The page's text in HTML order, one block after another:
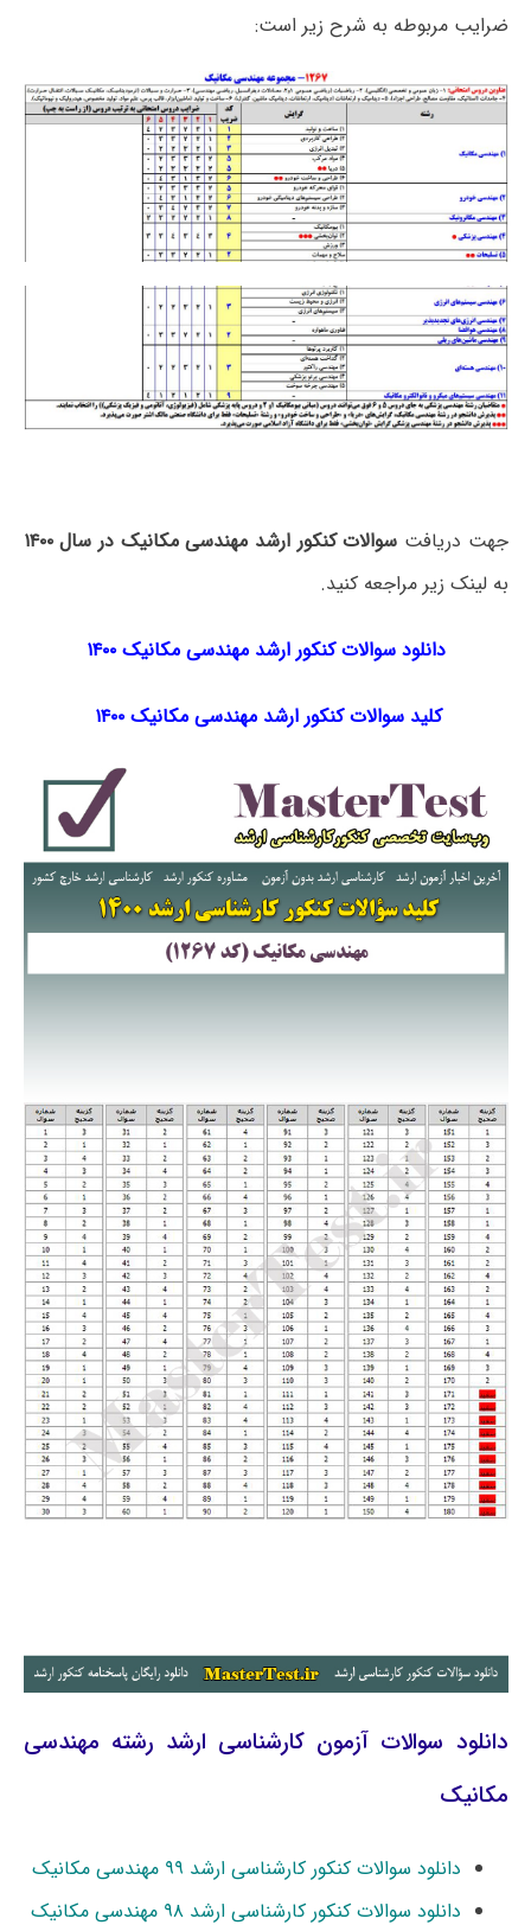
ضرایب مربوطه به شرح زیر است:
جهت دریافت سوالات کنکور ارشد مهندسی مکانیک در سال ۱۴۰۰
به لینک زیر مراجعه کنید.
دانلود سوالات کنکور ارشد مهندسی مکانیک ۱۴۰۰
کلید سوالات کنکور ارشد مهندسی مکانیک ۱۴۰۰
دانلود سوالات آزمون کارشناسی ارشد رشته مهندسی
مکانیک
دانلود سوالات کنکور کارشناسی ارشد ۹۹ مهندسی مکانیک
دانلود سوالات کنکور کارشناسی ارشد ۹۸ مهندسی مکانیک